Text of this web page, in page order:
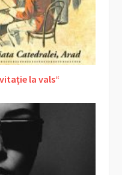
la vals“